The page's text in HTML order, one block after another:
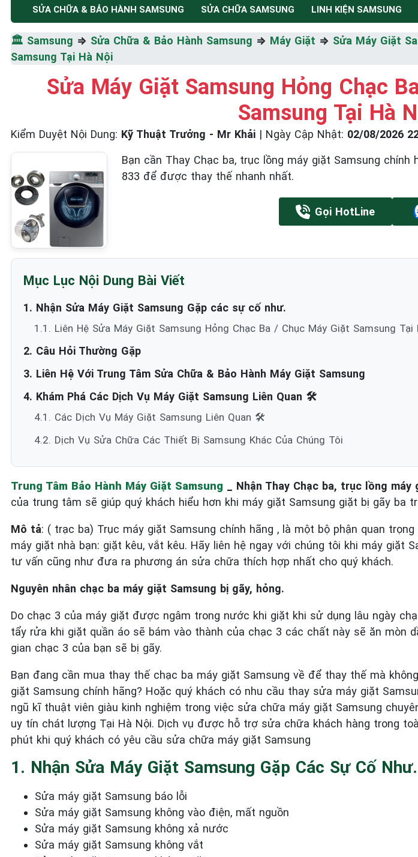
TRUNG TÂM BẢO HÀNH ĐIỆN MÁY HÀ NỘI
SỬA CHỮA & BẢO HÀNH
SAMSUNG
Tốc Độ Tối Đa • Chất Lượng Tối Ưu • Chi Phí Tối Thiểu
☎️ 09.86.85.89.22
SỬA CHỮA & BẢO HÀNH SAMSUNG SỬA CHỮA SAMSUNG LINH KIỆN SAMSUNG
🏛️ Samsung ⇒ Sửa Chữa & Bảo Hành Samsung ⇒ Máy Giặt ⇒ Sửa Máy Giặt
Samsung Tại Hà Nội
Sửa Máy Giặt Samsung Hỏng Chạc
Samsung Tại Hà
Kiểm Duyệt Nội Dung: Kỹ Thuật Trưởng - Mr Khải | Ngày Cập Nhật: 02/08/2026
Bạn cần Thay Chạc ba, trục lồng máy giặt Samsung chính
833 để được thay thế nhanh nhất.
Gọi HotLine
Mục Lục Nội Dung Bài Viết
1. Nhận Sửa Máy Giặt Samsung Gặp các sự cố như.
1.1. Liên Hệ Sửa Máy Giặt Samsung Hỏng Chạc Ba / Chục Máy Giặt Samsung Tại
2. Câu Hỏi Thường Gặp
3. Liên Hệ Với Trung Tâm Sửa Chữa & Bảo Hành Máy Giặt Samsung
4. Khám Phá Các Dịch Vụ Máy Giặt Samsung Liên Quan 🛠️
4.1. Các Dịch Vụ Máy Giặt Samsung Liên Quan 🛠️
4.2. Dịch Vụ Sửa Chữa Các Thiết Bị Samsung Khác Của Chúng Tôi
Trung Tâm Bảo Hành Máy Giặt Samsung _ Nhận Thay Chạc ba, trục lồng
của trung tâm sẽ giúp quý khách hiểu hơn khi máy giặt Samsung giặt bị gãy ba
Mô tả: ( trạc ba) Trục máy giặt Samsung chính hãng , là một bộ phận quan
máy giặt nhà bạn: giặt kêu, vắt kêu. Hãy liên hệ ngay với chúng tôi khi máy giặt
tư vấn cũng như đưa ra phương án sửa chữa thích hợp nhất cho quý khách.
Nguyên nhân chạc ba máy giặt Samsung bị gãy, hỏng.
Do chạc 3 của máy giặt được ngâm trong nước khi giặt khi sử dụng lâu ngày
tẩy rửa khi giặt quần áo sẽ bám vào thành của chạc 3 các chất này sẽ ăn mòn
gian chạc 3 của bạn sẽ bị gãy.
Bạn đang cần mua thay thế chạc ba máy giặt Samsung về để thay thế mà
giặt Samsung chính hãng? Hoặc quý khách có nhu cầu thay sửa máy giặt
ngũ kĩ thuật viên giàu kinh nghiệm trong việc sửa chữa máy giặt Samsung
uy tín chát lượng Tại Hà Nội. Dịch vụ được hỗ trợ sửa chữa khách hàng trong
phút khi quý khách có yêu cầu sửa chữa máy giặt Samsung
1. Nhận Sửa Máy Giặt Samsung Gặp Các Sự Cố Như.
Sửa máy giặt Samsung báo lỗi
Sửa máy giặt Samsung không vào điện, mất nguồn
Sửa máy giặt Samsung không xả nước
Sửa máy giặt Samsung không vắt